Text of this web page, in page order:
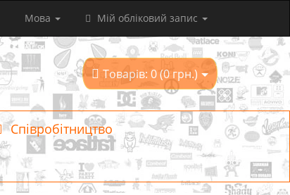
Мова Мій обліковий запис
Товарів: 0 (0 грн.)
Співробітництво